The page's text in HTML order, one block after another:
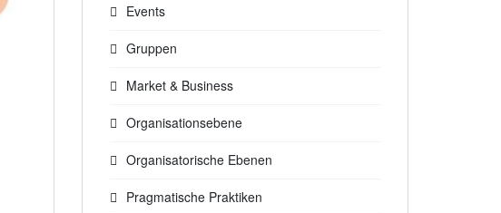
Events
Gruppen
Market & Business
Organisationsebene
Organisatorische Ebenen
Pragmatische Praktiken